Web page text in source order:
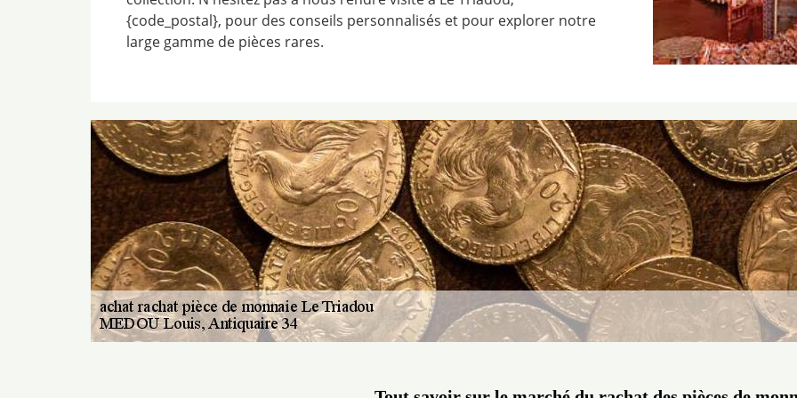
{code_postal}, pour des conseils personnalisés et pour explorer notre
large gamme de pièces rares.